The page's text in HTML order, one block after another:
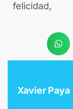
felicidad,
Xavier Paya